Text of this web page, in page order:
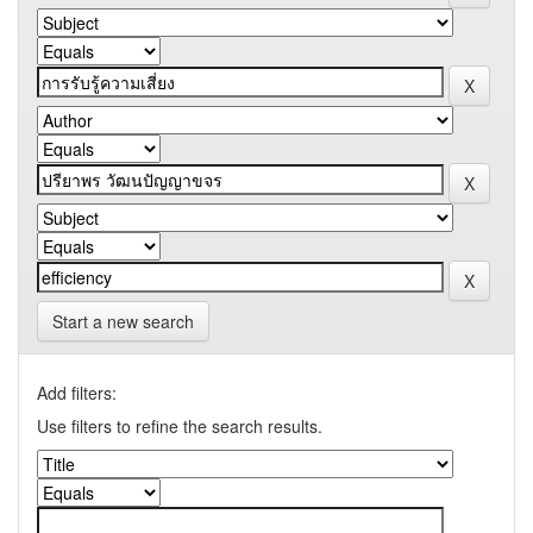
Start a new search
Add filters:
Use filters to refine the search results.